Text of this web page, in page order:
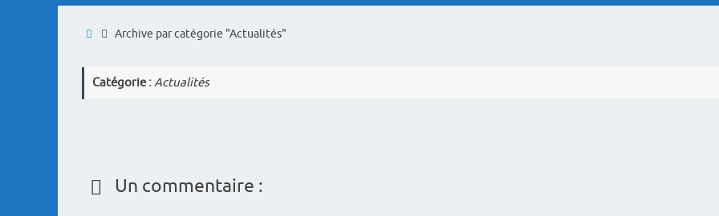
Accueil
Archive par catégorie "Actualités"
Catégorie :Actualités
Un commentaire :